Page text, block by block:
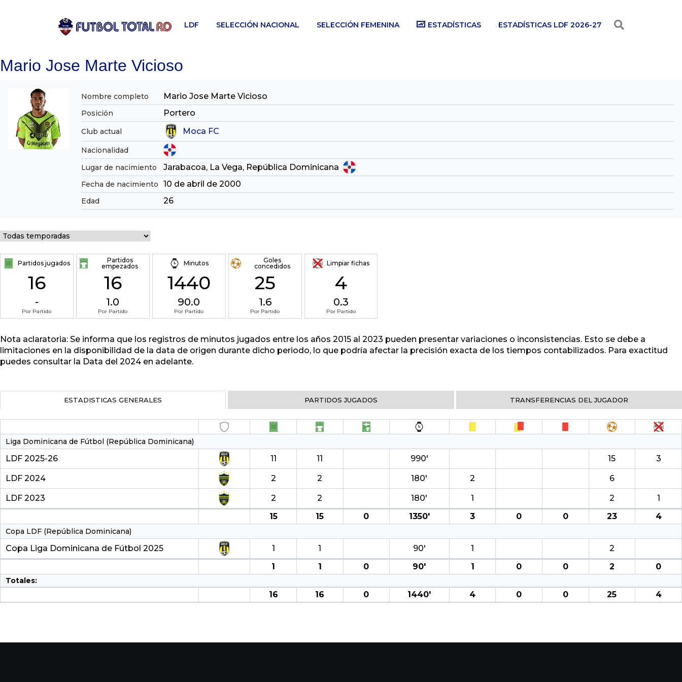
LDF SELECCIÓN NACIONAL SELECCIÓN FEMENINA ESTADÍSTICAS ESTADÍSTICAS LDF 2026-27
Mario Jose Marte Vicioso
Nombre completo Mario Jose Marte Vicioso
Posición Portero
Club actual Moca FC
Nacionalidad
Lugar de nacimiento
Jarabacoa, La Vega, República Dominicana
Fecha de nacimiento 10 de abril de 2000
Edad 26
Partidos jugados
16
-
Por Partido
Partidos
empezados
16
1.0
Por Partido
Minutos
1440
90.0
Por Partido
Goles
concedidos
25
1.6
Por Partido
Limpiar fichas
4
0.3
Por Partido
Nota aclaratoria: Se informa que los registros de minutos jugados entre los años 2015 al 2023 pueden presentar variaciones o inconsistencias. Esto se debe a
limitaciones en la disponibilidad de la data de origen durante dicho periodo, lo que podría afectar la precisión exacta de los tiempos contabilizados. Para exactitud
puedes consultar la Data del 2024 en adelante.
ESTADISTICAS GENERALES PARTIDOS JUGADOS TRANSFERENCIAS DEL JUGADOR
Liga Dominicana de Fútbol (República Dominicana)
LDF 2025-26 11 11 990′ 15 3
LDF 2024 2 2 180′ 2 6
LDF 2023 2 2 180′ 1 2
1
15
15 0 1350′ 3 0 0 23 4
Copa LDF (República Dominicana)
Copa Liga Dominicana de Fútbol 2025 1 1 90′ 1
2
1
1 0 90′ 1 0 0 2 0
Totales:
16 16 0 1440′ 4 0 0 25 4